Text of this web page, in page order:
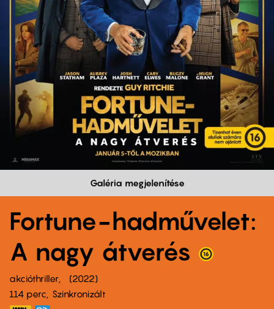
Galéria megjelenítése
Fortune-hadművelet:
A nagy átverés
akcióthriller
2022
114 perc,
Szinkronizált